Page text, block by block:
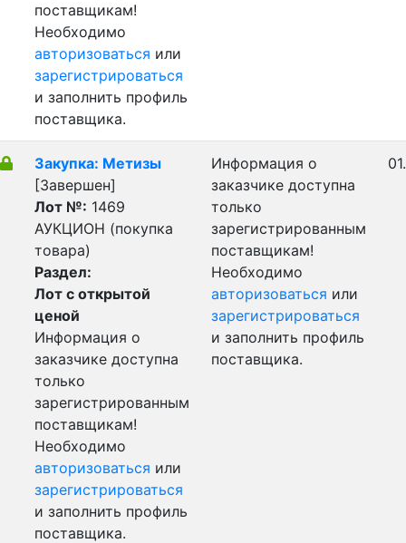
поставщикам!
Необходимо
авторизоваться или
зарегистрироваться
и заполнить профиль
поставщика.
Закупка: Метизы
[Завершен]
Лот №: 1469
АУКЦИОН (покупка
товара)
Раздел:
Лот с открытой
ценой
Информация о
заказчике доступна
только
зарегистрированным
поставщикам!
Необходимо
авторизоваться или
зарегистрироваться
и заполнить профиль
поставщика.
Информация о
заказчике доступна
только
зарегистрированным
поставщикам!
Необходимо
авторизоваться или
зарегистрироваться
и заполнить профиль
поставщика.